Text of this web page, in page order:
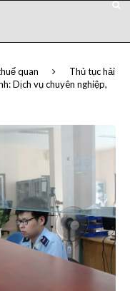
quan
Thủ tục hải
Dịch vụ chuyên nghiệp,